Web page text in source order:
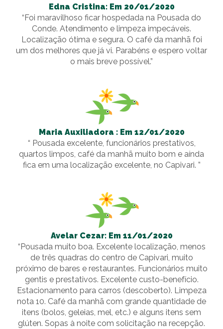
Edna Cristina: Em 20/01/2020
“Foi maravilhoso ficar hospedada na Pousada do
Conde. Atendimento e limpeza impecáveis.
Localização ótima e segura. O café da manhã foi
um dos melhores que já vi. Parabéns e espero voltar
o mais breve possível.”
Maria Auxiliadora : Em 12/01/2020
“ Pousada excelente, funcionários prestativos,
quartos limpos, café da manhã muito bom e aínda
fica em uma localização excelente, no Capivari. ”
Avelar Cezar: Em 11/01/2020
“Pousada muito boa. Excelente localização, menos
de três quadras do centro de Capivari, muito
próximo de bares e restaurantes. Funcionários muito
gentis e prestativos. Excelente custo-benefício.
Estacionamento para carros (descoberto). Limpeza
nota 10. Café da manhã com grande quantidade de
itens (bolos, geleias, mel, etc.) e alguns itens sem
glúten. Sopas à noite com solicitação na recepção.